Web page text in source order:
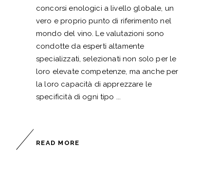
concorsi enologici a livello globale, un
vero e proprio punto di riferimento nel
mondo del vino. Le valutazioni sono
condotte da esperti altamente
specializzati, selezionati non solo per le
loro elevate competenze, ma anche per
la loro capacità di apprezzare le
specificità di ogni tipo
READ MORE